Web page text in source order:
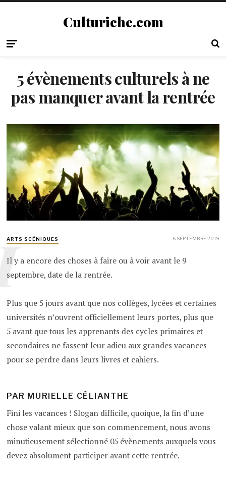
Culturiche.com
5 évènements culturels à ne
pas manquer avant la rentrée
ARTS SCÉNIQUES 6 SEPTEMBRE 2019
Il y a encore des choses à faire ou à voir avant le 9
septembre, date de la rentrée.
Plus que 5 jours avant que nos collèges, lycées et certaines
universités n’ouvrent officiellement leurs portes, plus que
5 avant que tous les apprenants des cycles primaires et
secondaires ne fassent leur adieu aux grandes vacances
pour se perdre dans leurs livres et cahiers.
PAR MURIELLE CÉLIANTHE
Fini les vacances ! Slogan difficile, quoique, la fin d’une
chose valant mieux que son commencement, nous avons
minutieusement sélectionné 05 évènements auxquels vous
devez absolument participer avant cette rentrée.